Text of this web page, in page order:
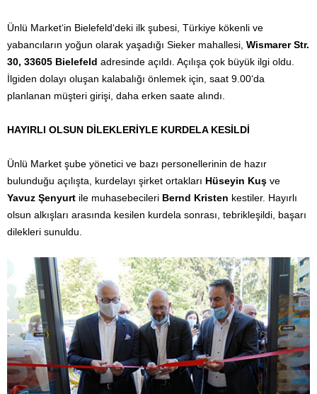
Ünlü Market‘in Bielefeld‘deki ilk şubesi, Türkiye kökenli ve
yabancıların yoğun olarak yaşadığı Sieker mahallesi, Wismarer Str.
30, 33605 Bielefeld adresinde açıldı. Açılışa çok büyük ilgi oldu.
İlgiden dolayı oluşan kalabalığı önlemek için, saat 9.00‘da
planlanan müşteri girişi, daha erken saate alındı.
HAYIRLI OLSUN DİLEKLERİYLE KURDELA KESİLDİ
Ünlü Market şube yönetici ve bazı personellerinin de hazır
bulunduğu açılışta, kurdelayı şirket ortakları Hüseyin Kuş ve
Yavuz Şenyurt ile muhasebecileri Bernd Kristen kestiler. Hayırlı
olsun alkışları arasında kesilen kurdela sonrası, tebrikleşildi, başarı
dilekleri sunuldu.